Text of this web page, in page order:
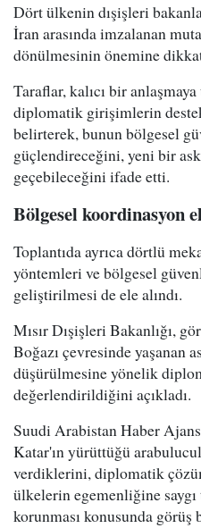
Dört ülkenin dışişleri
İran arasında imzalanan
dönülmesinin önemine
Taraflar, kalıcı bir anlaşmaya
diplomatik girişimlerin
belirterek, bunun bölgesel
güçlendireceğini, yeni bir
geçebileceğini ifade etti.
Bölgesel koordinasyon
Toplantıda ayrıca dörtlü
yöntemleri ve bölgesel
geliştirilmesi de ele alındı.
Mısır Dışişleri Bakanlığı,
Boğazı çevresinde yaşanan
düşürülmesine yönelik
değerlendirildiğini açıkladı.
Suudi Arabistan Haber
Katar'ın yürüttüğü
verdiklerini, diplomatik
ülkelerin egemenliğine
korunması konusunda